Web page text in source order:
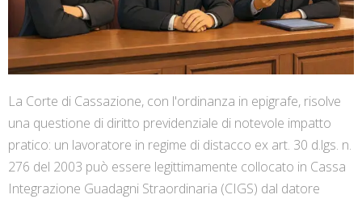
La Corte di Cassazione, con l'ordinanza in epigrafe, risolve
una questione di diritto previdenziale di notevole impatto
pratico: un lavoratore in regime di distacco ex art. 30 d.lgs. n.
276 del 2003 può essere legittimamente collocato in Cassa
Integrazione Guadagni Straordinaria (CIGS) dal datore